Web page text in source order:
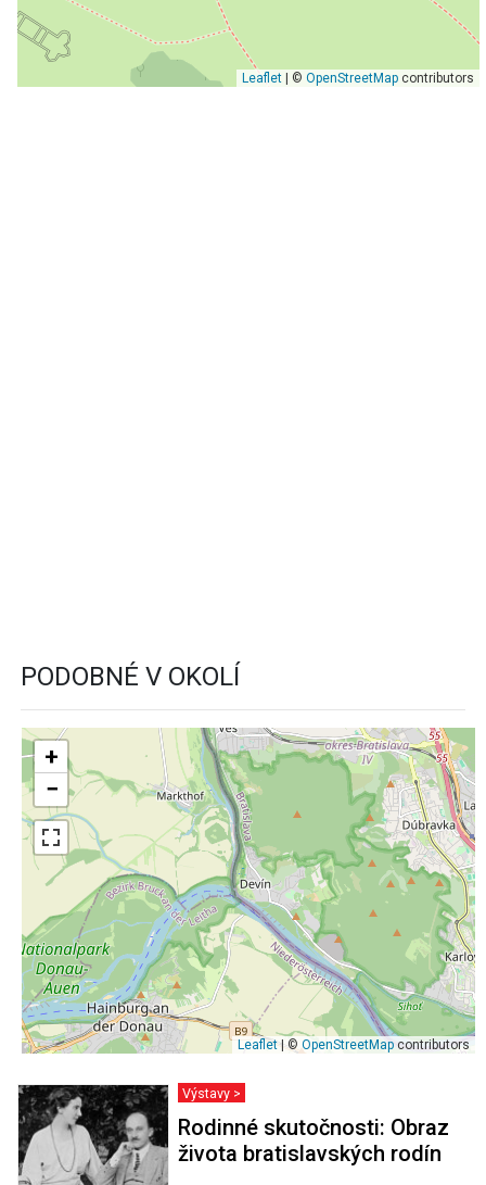
Leaflet| © OpenStreetMapcontributors
PODOBNÉ V OKOLÍ
+
−
Leaflet| © OpenStreetMap contributors
Výstavy >
Rodinné skutočnosti: Obraz
života bratislavských rodín